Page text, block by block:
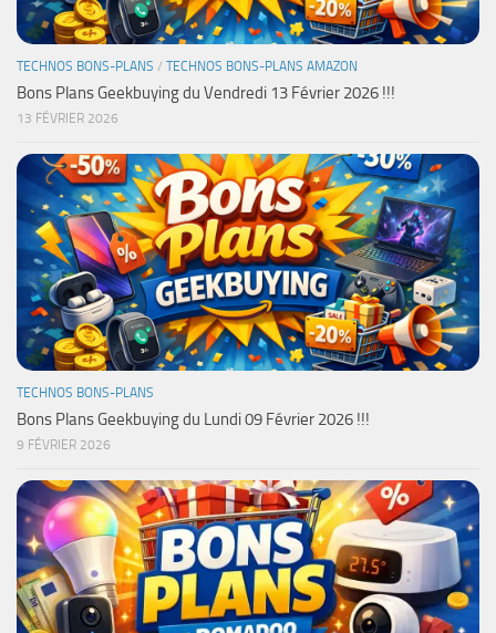
TECHNOS BONS-PLANS / TECHNOS BONS-PLANS AMAZON
Bons Plans Geekbuying du Vendredi 13 Février 2026 !!!
13 FÉVRIER 2026
TECHNOS BONS-PLANS
Bons Plans Geekbuying du Lundi 09 Février 2026 !!!
9 FÉVRIER 2026